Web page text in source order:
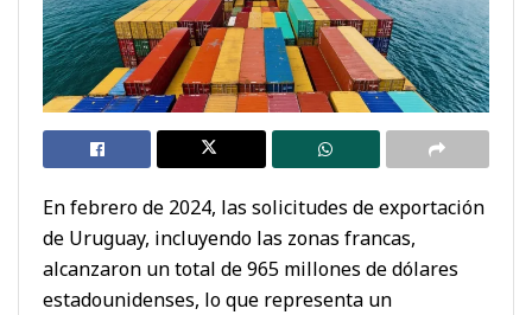
En febrero de 2024, las solicitudes de exportación
de Uruguay, incluyendo las zonas francas,
alcanzaron un total de 965 millones de dólares
estadounidenses, lo que representa un